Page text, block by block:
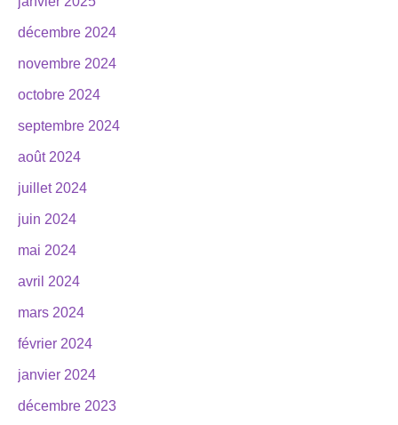
décembre 2024
novembre 2024
octobre 2024
septembre 2024
août 2024
juillet 2024
juin 2024
mai 2024
avril 2024
mars 2024
février 2024
janvier 2024
décembre 2023